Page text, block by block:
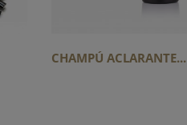
CHAMPÚ ACLARANTE...